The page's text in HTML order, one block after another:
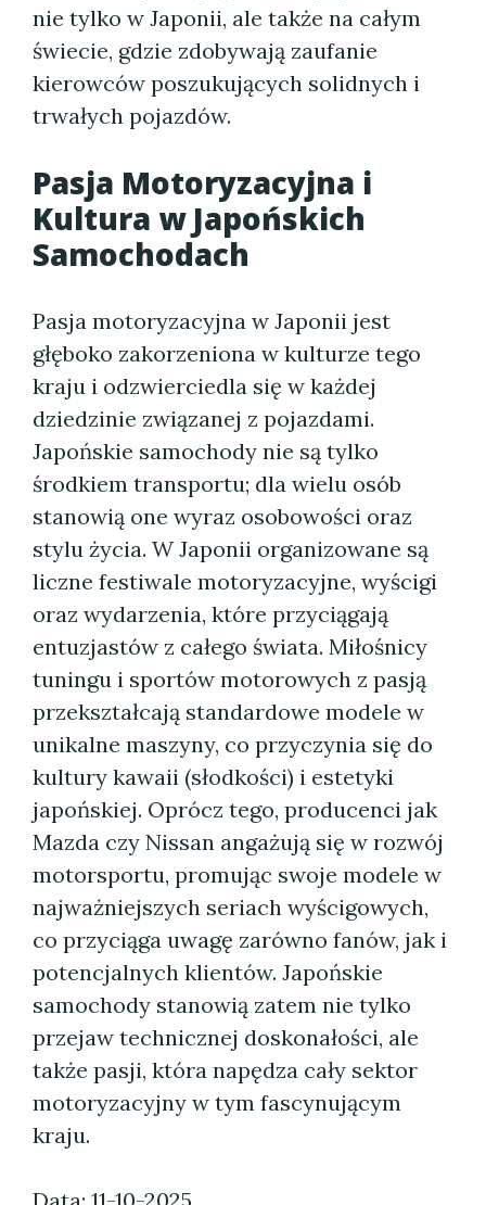
nie tylko w Japonii, ale także na całym
świecie, gdzie zdobywają zaufanie
kierowców poszukujących solidnych i
trwałych pojazdów.
Pasja Motoryzacyjna i
Kultura w Japońskich
Samochodach
Pasja motoryzacyjna w Japonii jest
głęboko zakorzeniona w kulturze tego
kraju i odzwierciedla się w każdej
dziedzinie związanej z pojazdami.
Japońskie samochody nie są tylko
środkiem transportu; dla wielu osób
stanowią one wyraz osobowości oraz
stylu życia. W Japonii organizowane są
liczne festiwale motoryzacyjne, wyścigi
oraz wydarzenia, które przyciągają
entuzjastów z całego świata. Miłośnicy
tuningu i sportów motorowych z pasją
przekształcają standardowe modele w
unikalne maszyny, co przyczynia się do
kultury kawaii (słodkości) i estetyki
japońskiej. Oprócz tego, producenci jak
Mazda czy Nissan angażują się w rozwój
motorsportu, promując swoje modele w
najważniejszych seriach wyścigowych,
co przyciąga uwagę zarówno fanów, jak i
potencjalnych klientów. Japońskie
samochody stanowią zatem nie tylko
przejaw technicznej doskonałości, ale
także pasji, która napędza cały sektor
motoryzacyjny w tym fascynującym
kraju.